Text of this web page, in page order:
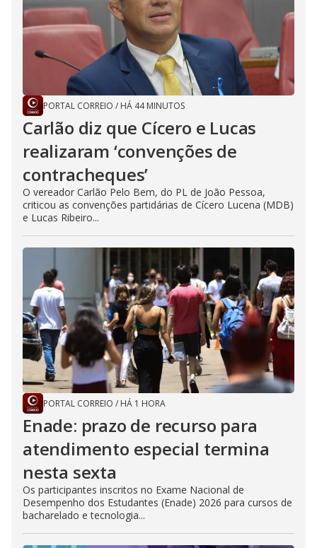
PORTAL CORREIO / HÁ 44 MINUTOS
Carlão diz que Cícero e Lucas
realizaram ‘convenções de
contracheques’
O vereador Carlão Pelo Bem, do PL de João Pessoa,
criticou as convenções partidárias de Cícero Lucena (MDB)
e Lucas Ribeiro...
PORTAL CORREIO / HÁ 1 HORA
Enade: prazo de recurso para
atendimento especial termina
nesta sexta
Os participantes inscritos no Exame Nacional de
Desempenho dos Estudantes (Enade) 2026 para cursos de
bacharelado e tecnologia...